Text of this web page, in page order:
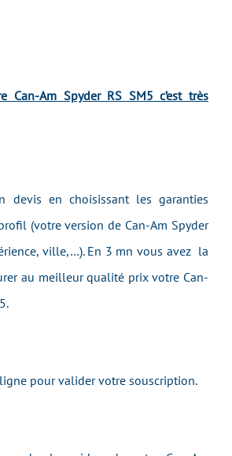
Can-Am Spyder RS SM5 c’est très
devis en choisissant les garanties
(votre version de Can-Am Spyder
ville,…). En 3 mn vous avez la
au meilleur qualité prix votre Can-
pour valider votre souscription.